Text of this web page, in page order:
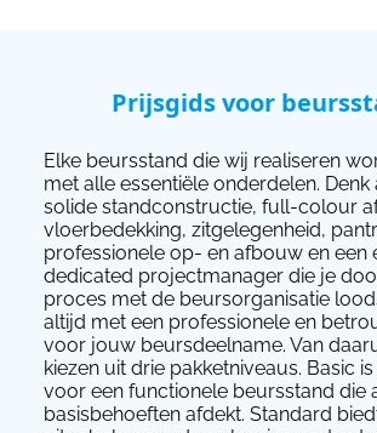
Prijsgids voor
Elke beursstand die wij realiseren
met alle essentiële onderdelen. Denk
solide standconstructie, full-colour
vloerbedekking, zitgelegenheid,
professionele op- en afbouw en een
dedicated projectmanager die je
proces met de beursorganisatie
altijd met een professionele en
voor jouw beursdeelname. Van
kiezen uit drie pakketniveaus. Basic
voor een functionele beursstand die
basisbehoeften afdekt. Standard